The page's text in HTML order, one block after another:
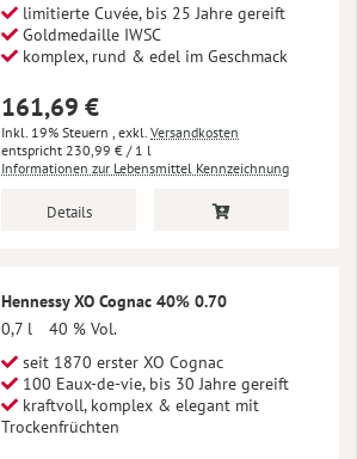
limitierte Cuvée, bis 25 Jahre gereift
Goldmedaille IWSC
komplex, rund & edel im Geschmack
161,69 €
Inkl. 19% Steuern exkl. Versandkosten
230,99 € / 1 l
Informationen zur Lebensmittel Kennzeichnung
Details
Hennessy XO Cognac 40% 0.70
0,7 l
40 % Vol.
seit 1870 erster XO Cognac
100 Eaux-de-vie, bis 30 Jahre gereift
kraftvoll, komplex & elegant mit
Trockenfrüchten